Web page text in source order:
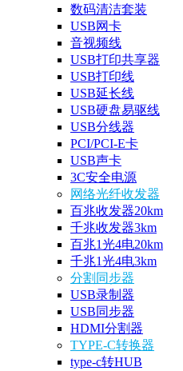
数码清洁套装
USB网卡
音视频线
USB打印共享器
USB打印线
USB延长线
USB硬盘易驱线
USB分线器
PCI/PCI-E卡
USB声卡
3C安全电源
网络光纤收发器
百兆收发器20km
千兆收发器3km
百兆1光4电20km
千兆1光4电3km
分割同步器
USB录制器
USB同步器
HDMI分割器
TYPE-C转换器
type-c转HUB